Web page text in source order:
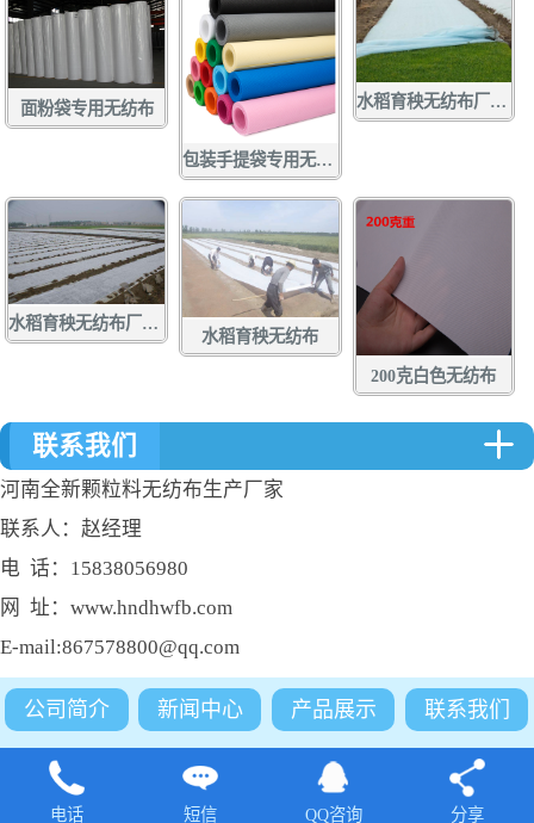
面粉袋专用无纺布
包装手提袋专用无纺布 各种彩色无纺布
水稻育秧无纺布厂家定做批发
水稻育秧无纺布厂家定做批发
水稻育秧无纺布
200克白色无纺布
联系我们
河南全新颗粒料无纺布生产厂家
联系人：赵经理
电 话：15838056980
网 址：www.hndhwfb.com
E-mail:867578800@qq.com
公司简介 新闻中心 产品展示 联系我们
电话 短信 QQ咨询 分享